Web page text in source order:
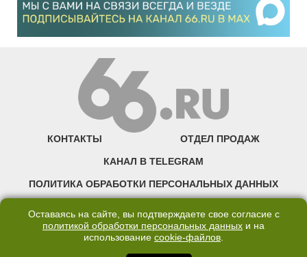
КОНТАКТЫ ОТДЕЛ ПРОДАЖ
КАНАЛ В TELEGRAM
ПОЛИТИКА ОБРАБОТКИ ПЕРСОНАЛЬНЫХ ДАННЫХ
©2007—2025 66.RU. Воспроизведение, сообщение, доведение до всеобщего
Оставаясь на сайте, вы подтверждаете свое согласие с
политикой обработки персональных данных и на
использование cookie-файлов.